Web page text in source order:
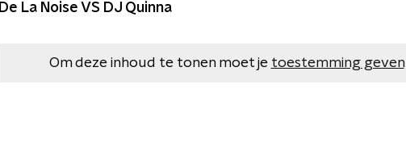
De La Noise VS DJ Quinna
Om deze inhoud te tonen moet je toestemming geven